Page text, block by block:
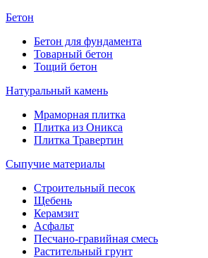
Бетон
Бетон для фундамента
Товарный бетон
Тощий бетон
Натуральный камень
Мраморная плитка
Плитка из Оникса
Плитка Травертин
Сыпучие материалы
Строительный песок
Щебень
Керамзит
Асфальт
Песчано-гравийная смесь
Растительный грунт